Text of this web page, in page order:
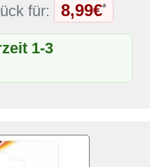
für: 8,99€*
1-3